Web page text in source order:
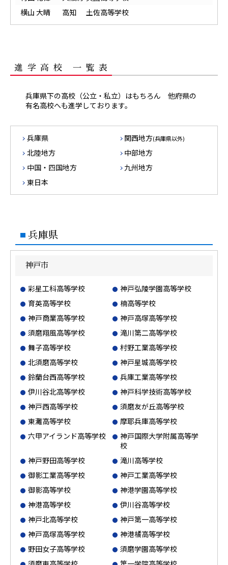
横山 大晴
高知 土佐高等学校
進学高校 一覧表
兵庫県下の高校（公立・私立）はもちろん 他府県の
有名高校へも進学しております。
兵庫県 関西地方(兵庫県以外)
北陸地方
中部地方
中国・四国地方
九州地方
東日本
兵庫県
神戸市
彩星工科高等学校
神戸弘陵学園高等学校
育英高等学校
楠高等学校
神戸商業高等学校
神戸高塚高等学校
須磨翔風高等学校
滝川第二高等学校
舞子高等学校
村野工業高等学校
北須磨高等学校
神戸星城高等学校
鈴蘭台西高等学校
兵庫工業高等学校
伊川谷北高等学校
神戸科学技術高等学校
神戸西高等学校
須磨友が丘高等学校
東灘高等学校
摩耶兵庫高等学校
六甲アイランド高等学校
神戸国際大学附属高等学
校
神戸野田高等学校
滝川高等学校
御影工業高等学校
神戸工業高等学校
御影高等学校
神港学園高等学校
神港高等学校
伊川谷高等学校
神戸北高等学校
神戸第一高等学校
神戸高塚高等学校
神港橘高等学校
野田女子高等学校
須磨学園高等学校